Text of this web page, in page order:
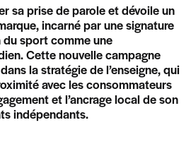
sa prise de parole et dévoile un
incarné par une signature
sport comme une
Cette nouvelle campagne
la stratégie de l’enseigne, qui
avec les consommateurs
et l’ancrage local de son
indépendants.